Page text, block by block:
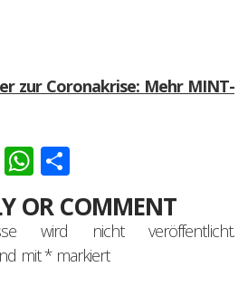
zur Coronakrise: Mehr MINT-
Pinterest
WhatsApp
OR COMMENT
wird nicht veröffentlicht.
mit*markiert